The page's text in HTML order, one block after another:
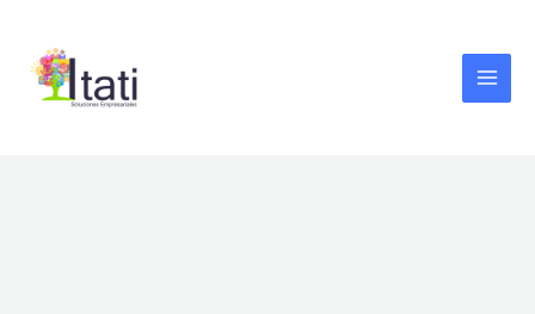
contenido